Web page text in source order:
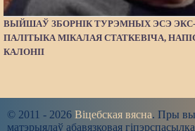
ВЫЙШАЎ ЗБОРНІК ТУРЭМНЫХ ЭСЭ
ПАЛІТЫКА МІКАЛАЯ СТАТКЕВІЧА,
КАЛОНІІ
© 2011 - 2026 Віцебская вясна. Пры
матэрыялаў абавязковая